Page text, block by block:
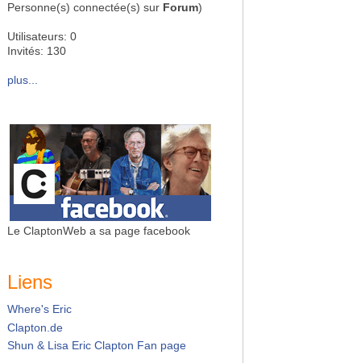
Personne(s) connectée(s) sur Forum)
Utilisateurs: 0
Invités: 130
plus...
Le ClaptonWeb a sa page facebook
Liens
Where's Eric
Clapton.de
Shun & Lisa Eric Clapton Fan page